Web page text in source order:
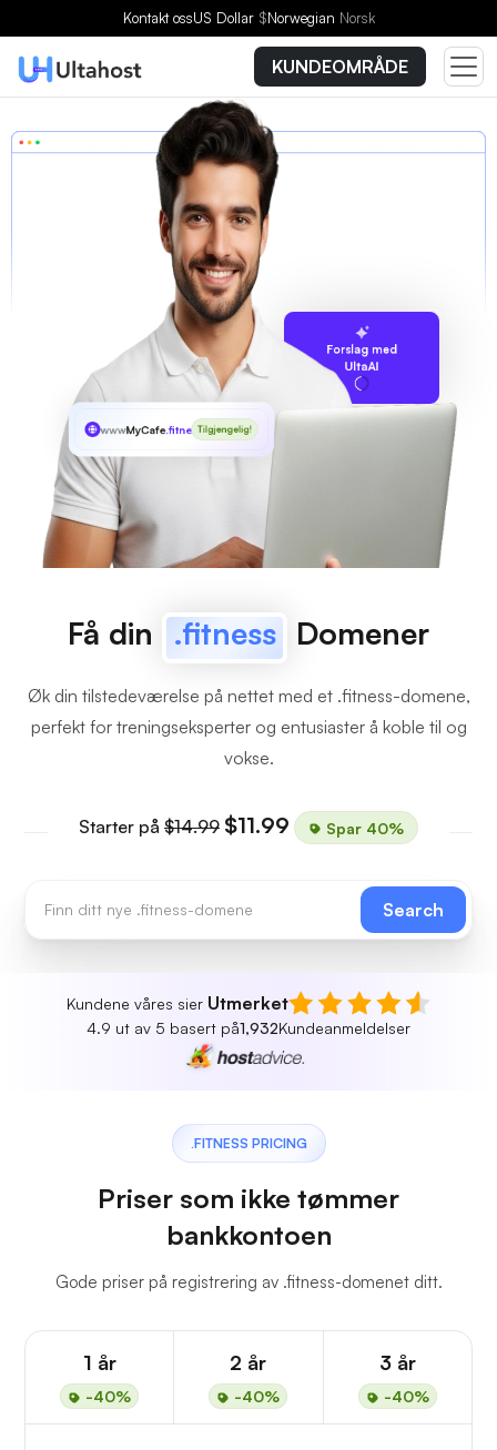
Kontakt ossUS Dollar $Norwegian Norsk
KUNDEOMRÅDE
Forslag med
UltaAI
wwwMyCafe.fitnessTilgjengelig!
Få din .fitness Domener
Øk din tilstedeværelse på nettet med et .fitness-domene,
perfekt for treningseksperter og entusiaster å koble til og
vokse.
Starter på $14.99 $11.99 Spar 40%
Search
Kundene våres sier Utmerket
4.9 ut av 5 basert på1,932Kundeanmeldelser
.FITNESS PRICING
Priser som ikke tømmer
bankkontoen
Gode priser på registrering av .fitness-domenet ditt.
1 år
-40%
2 år
-40%
3 år
-40%